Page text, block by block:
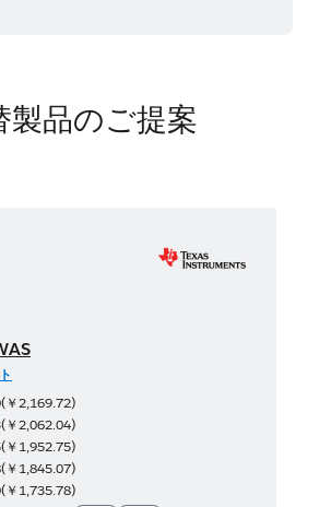
製品のご提案
(￥2,169.72)
(￥2,062.04)
(￥1,952.75)
(￥1,845.07)
(￥1,735.78)